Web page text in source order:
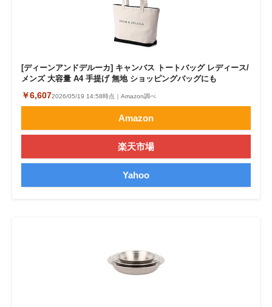
[ディーンアンドデルーカ] キャンバス トートバッグ レディース/
メンズ 大容量 A4 手提げ 無地 ショッピングバッグにも
￥6,6072026/05/19 14:58時点｜Amazon調べ
Amazon
楽天市場
Yahoo